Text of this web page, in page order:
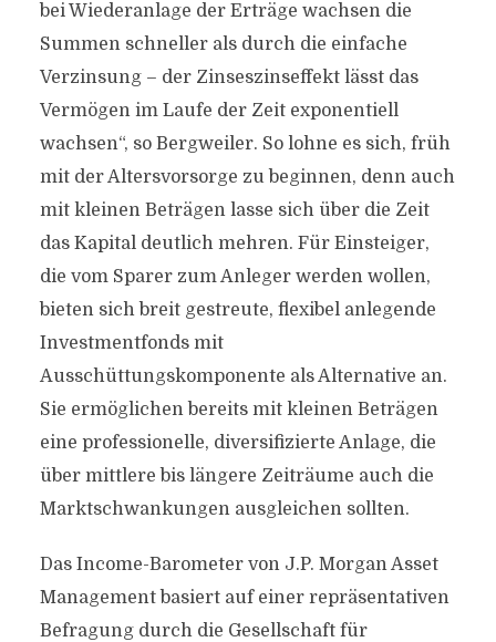
bei Wiederanlage der Erträge wachsen die
Summen schneller als durch die einfache
Verzinsung – der Zinseszinseffekt lässt das
Vermögen im Laufe der Zeit exponentiell
wachsen“, so Bergweiler. So lohne es sich, früh
mit der Altersvorsorge zu beginnen, denn auch
mit kleinen Beträgen lasse sich über die Zeit
das Kapital deutlich mehren. Für Einsteiger,
die vom Sparer zum Anleger werden wollen,
bieten sich breit gestreute, flexibel anlegende
Investmentfonds mit
Ausschüttungskomponente als Alternative an.
Sie ermöglichen bereits mit kleinen Beträgen
eine professionelle, diversifizierte Anlage, die
über mittlere bis längere Zeiträume auch die
Marktschwankungen ausgleichen sollten.
Das Income-Barometer von J.P. Morgan Asset
Management basiert auf einer repräsentativen
Befragung durch die Gesellschaft für